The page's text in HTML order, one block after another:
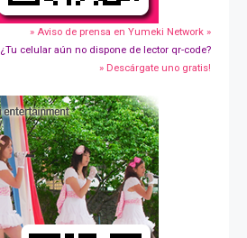
» Aviso de prensa en Yumeki Network »
¿Tu celular aún no dispone de lector qr-code?
» Descárgate uno gratis!